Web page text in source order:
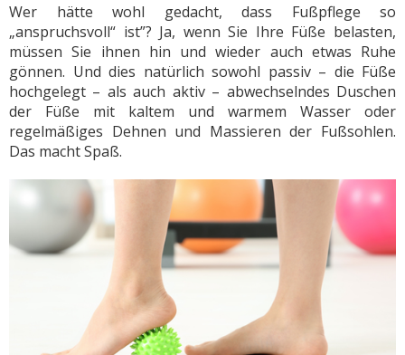
Wer hätte wohl gedacht, dass Fußpflege so
„anspruchsvoll“ ist”? Ja, wenn Sie Ihre Füße belasten,
müssen Sie ihnen hin und wieder auch etwas Ruhe
gönnen. Und dies natürlich sowohl passiv – die Füße
hochgelegt – als auch aktiv – abwechselndes Duschen
der Füße mit kaltem und warmem Wasser oder
regelmäßiges Dehnen und Massieren der Fußsohlen.
Das macht Spaß.